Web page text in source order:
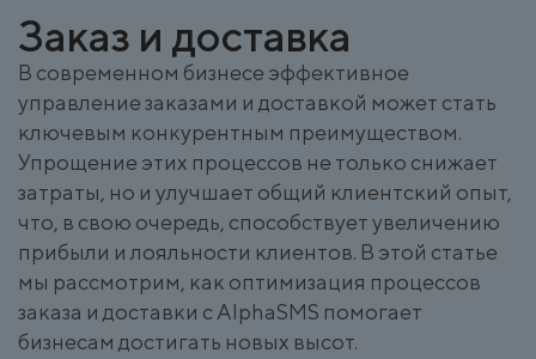
Заказ и доставка
В современном бизнесе эффективное
управление заказами и доставкой может стать
ключевым конкурентным преимуществом.
Упрощение этих процессов не только снижает
затраты, но и улучшает общий клиентский опыт,
что, в свою очередь, способствует увеличению
прибыли и лояльности клиентов. В этой статье
мы рассмотрим, как оптимизация процессов
заказа и доставки с AlphaSMS помогает
бизнесам достигать новых высот.